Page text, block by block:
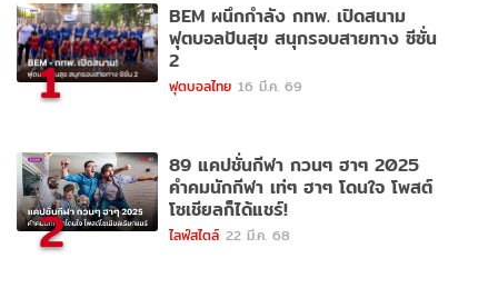
1
BEM ผนึกกำลัง กทพ. เปิดสนาม
ฟุตบอลปันสุข สนุกรอบสายทาง ซีซั่น
2
ฟุตบอลไทย 16 มี.ค. 69
2
89 แคปชั่นกีฬา กวนๆ ฮาๆ 2025
คำคมนักกีฬา เท่ๆ ฮาๆ โดนใจ โพสต์
โซเชียลก็ได้แชร์!
ไลฟ์สไตล์ 22 มี.ค. 68